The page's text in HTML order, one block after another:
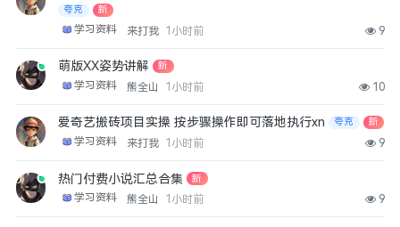
夸克 新
学习资料 来打我 1小时前 9
萌版XX姿势讲解 新
学习资料 熊全山 1小时前 10
爱奇艺搬砖项目实操 按步骤操作即可落地执行xn 夸克 新
学习资料 来打我 1小时前 9
热门付费小说汇总合集 新
学习资料 熊全山 1小时前 9